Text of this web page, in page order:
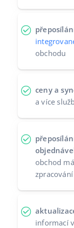
obchodu
ceny a
a více
obchod
informací